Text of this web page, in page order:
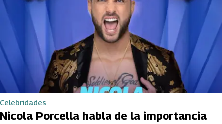
Celebridades
Nicola Porcella habla de la importancia